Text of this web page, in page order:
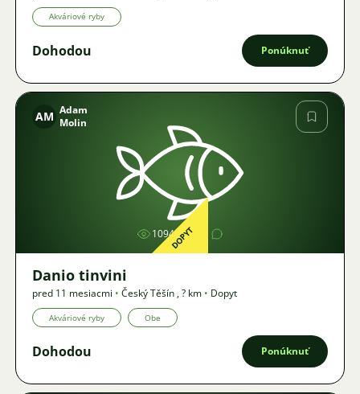
Akváriové ryby
Dohodou Ponúknuť
Obrázok
AM Adam
Molin
1094DOPYT
Danio tinvini
pred 11 mesiacmi • Český Těšín ,? km • Dopyt
Akváriové ryby Obe
Dohodou Ponúknuť